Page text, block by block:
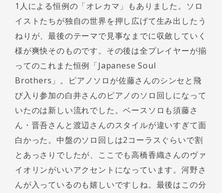
1人による恒例の「オレカマ」もありました。ソロ
イストたちが独自の世界を押し広げて生み出したう
ねりが、最後のテーマで見事なまでに収斂していく
様が爽快そのものです。その後は全プレイヤーが揃
ってのこれまた恒例「Japanese Soul
Brothers」。ピアノソロが佐藤さんのシンセと飛
び入り参加の白井さんのピアノのソロ回しになって
いたのは新しい流れでした。ベースソロも須藤さ
ん・晋吾さんと渡辺さんのスタイルが違いすぎて面
白かった。中盤のソロ回しは2コーラスぐらいで割
とあっさりでしたが、ここでも高橋香織さんのヴァ
イオリンがいいアクセントになっています。河野さ
んが入っているのも嬉しいですしね。最後はこの分